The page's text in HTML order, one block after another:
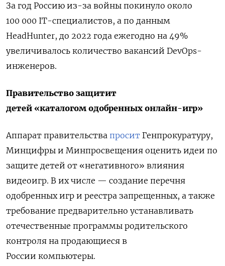
За год Россию из-за войны покинуло около
100 000 IT-специалистов, а по данным
HeadHunter, до 2022 года ежегодно на 49%
увеличивалось количество вакансий DevOps-
инженеров.
Правительство защитит
детей «каталогом одобренных онлайн-игр»
Аппарат правительства просит Генпрокуратуру,
Минцифры и Минпросвещения оценить идеи по
защите детей от «негативного» влияния
видеоигр. В их числе — создание перечня
одобренных игр и реестра запрещенных, а также
требование предварительно устанавливать
отечественные программы родительского
контроля на продающиеся в
России компьютеры.